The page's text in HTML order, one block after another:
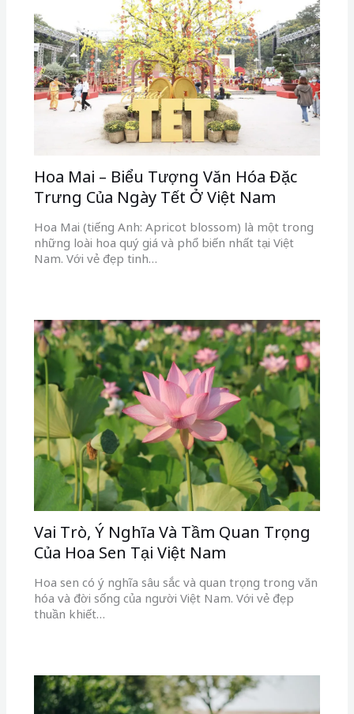
Hoa Mai – Biểu Tượng Văn Hóa Đặc
Trưng Của Ngày Tết Ở Việt Nam
Hoa Mai (tiếng Anh: Apricot blossom) là một trong
những loài hoa quý giá và phổ biến nhất tại Việt
Nam. Với vẻ đẹp tinh…
Vai Trò, Ý Nghĩa Và Tầm Quan Trọng
Của Hoa Sen Tại Việt Nam
Hoa sen có ý nghĩa sâu sắc và quan trọng trong văn
hóa và đời sống của người Việt Nam. Với vẻ đẹp
thuần khiết…